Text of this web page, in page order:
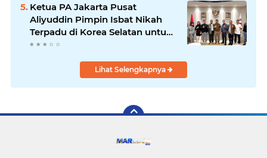
Ketua PA Jakarta Pusat
Aliyuddin Pimpin Isbat Nikah
Terpadu di Korea Selatan untuk
Lindungi Hak WNI
Lihat Selengkapnya